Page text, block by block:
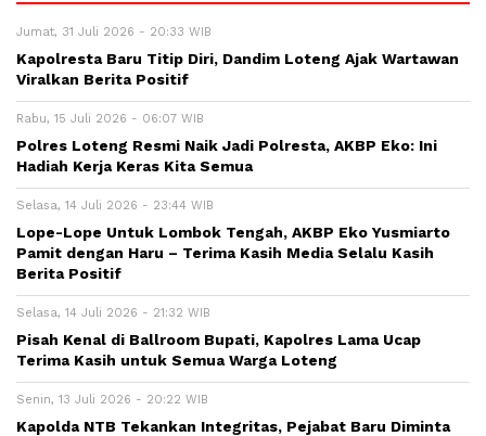
Jumat, 31 Juli 2026 - 20:33 WIB
Kapolresta Baru Titip Diri, Dandim Loteng Ajak Wartawan
Viralkan Berita Positif
Rabu, 15 Juli 2026 - 06:07 WIB
Polres Loteng Resmi Naik Jadi Polresta, AKBP Eko: Ini
Hadiah Kerja Keras Kita Semua
Selasa, 14 Juli 2026 - 23:44 WIB
Lope-Lope Untuk Lombok Tengah, AKBP Eko Yusmiarto
Pamit dengan Haru – Terima Kasih Media Selalu Kasih
Berita Positif
Selasa, 14 Juli 2026 - 21:32 WIB
Pisah Kenal di Ballroom Bupati, Kapolres Lama Ucap
Terima Kasih untuk Semua Warga Loteng
Senin, 13 Juli 2026 - 20:22 WIB
Kapolda NTB Tekankan Integritas, Pejabat Baru Diminta